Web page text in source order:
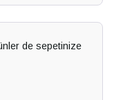
de sepetinize